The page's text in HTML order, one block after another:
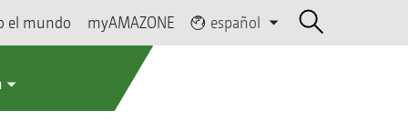
el mundo myAMAZONE español